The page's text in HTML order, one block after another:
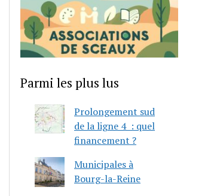
Parmi les plus lus
Prolongement sud
de la ligne 4 : quel
financement ?
Municipales à
Bourg-la-Reine